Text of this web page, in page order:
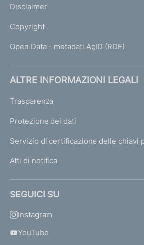
Disclaimer
Copyright
Open Data - metadati AgID (RDF)
ALTRE INFORMAZIONI LEGALI
Trasparenza
Protezione dei dati
Servizio di certificazione delle chiavi
Atti di notifica
SEGUICI SU
Instagram
YouTube